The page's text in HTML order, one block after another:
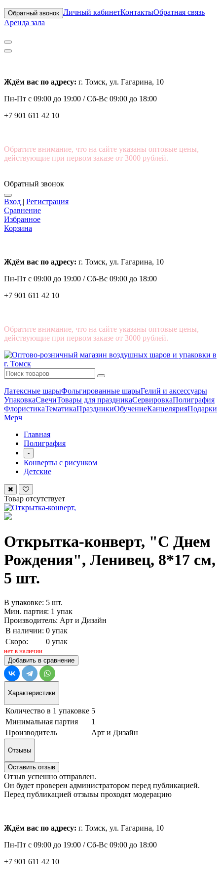
Обратный звонок Личный кабинетКонтактыОбратная связь
Аренда зала
Ждём вас по адресу: г. Томск, ул. Гагарина, 10
Пн-Пт с 09:00 до 19:00 /Сб-Вс 09:00 до 18:00
+7 901 611 42 10
Обратите внимание, что на сайте указаны оптовые цены,
действующие при первом заказе от 3000 рублей.
Обратный звонок
Вход | Регистрация
Сравнение
Избранное
Корзина
Ждём вас по адресу: г. Томск, ул. Гагарина, 10
Пн-Пт с 09:00 до 19:00 /Сб-Вс 09:00 до 18:00
+7 901 611 42 10
Обратите внимание, что на сайте указаны оптовые цены,
действующие при первом заказе от 3000 рублей.
Латексные шарыФольгированные шарыГелий и аксессуары
УпаковкаСвечиТовары для праздникаСервировкаПолиграфия
ФлористикаТематикаПраздникиОбучениеКанцелярияПодарки
Мерч
Главная
Полиграфия
-
Конверты с рисунком
Детские
Товар отсутствует
Открытка-конверт, "С Днем
Рождения", Ленивец, 8*17 см,
5 шт.
В упаковке: 5 шт.
Мин. партия: 1 упак
Производитель: Арт и Дизайн
В наличии: 0 упак
Скоро:
0 упак
нет в наличии
Добавить в сравнение
Характеристики
Количество в 1 упаковке 5
Минимальная партия
1
Производитель
Арт и Дизайн
Отзывы
Оставить отзыв
Отзыв успешно отправлен.
Он будет проверен администратором перед публикацией.
Перед публикацией отзывы проходят модерацию
Ждём вас по адресу: г. Томск, ул. Гагарина, 10
Пн-Пт с 09:00 до 19:00 /Сб-Вс 09:00 до 18:00
+7 901 611 42 10